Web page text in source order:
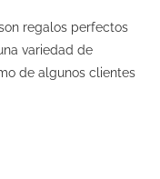
regalos perfectos
variedad de
de algunos clientes